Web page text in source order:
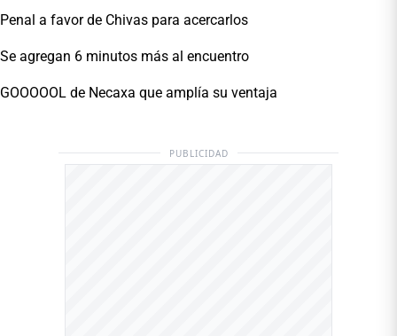
Penal a favor de Chivas para acercarlos
Se agregan 6 minutos más al encuentro
GOOOOOL de Necaxa que amplía su ventaja
PUBLICIDAD